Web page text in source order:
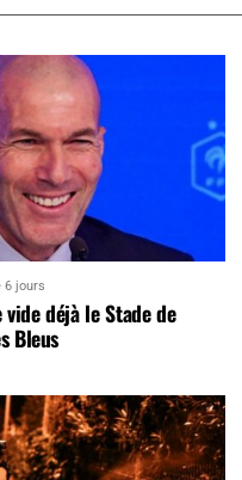
6 jours
déjà le Stade de
Bleus